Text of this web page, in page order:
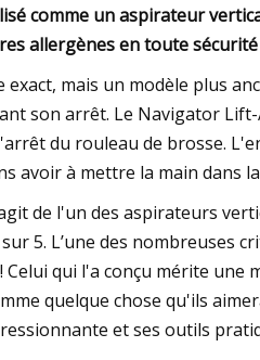
comme un aspirateur
allergènes en toute
mais un modèle plus
son arrêt. Le Navigator
du rouleau de brosse.
avoir à mettre la main dans
de l'un des aspirateurs
5. L’une des nombreuses
qui l'a conçu mérite une
quelque chose qu'ils
et ses outils